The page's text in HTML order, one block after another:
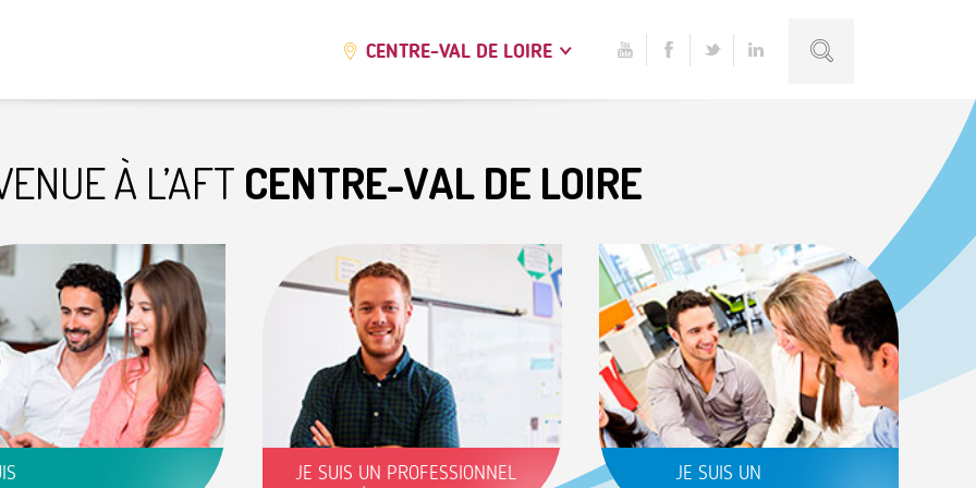
CENTRE-VAL DE LOIRE
À L’AFT CENTRE-VAL DE LOIRE
JE SUIS UN PROFESSIONNEL
JE SUIS UN